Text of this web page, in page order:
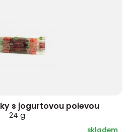
s jogurtovou polevou
24 g